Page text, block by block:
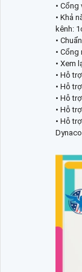
•
• Khả
kênh:
•
• Cổng
• Xem
• Hỗ
• Hỗ
• Hỗ
• Hỗ
• Hỗ